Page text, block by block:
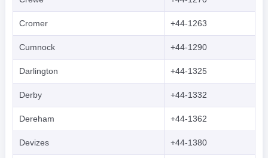
Cromer +44-1263
Cumnock +44-1290
Darlington +44-1325
Derby +44-1332
Dereham +44-1362
Devizes +44-1380